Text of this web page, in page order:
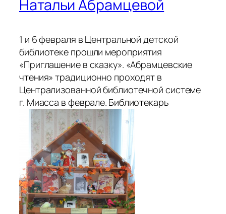
Натальи Абрамцевой
1 и 6 февраля в Центральной детской
библиотеке прошли мероприятия
«Приглашение в сказку». «Абрамцевские
чтения» традиционно проходят в
Централизованной библиотечной системе
г. Миасса в феврале. Библиотекарь